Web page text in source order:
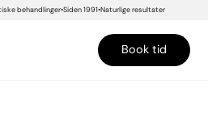
behandlinger Siden 1991 Naturlige resultater
Book tid